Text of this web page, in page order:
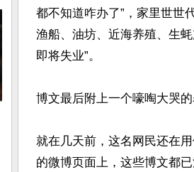
都不知道咋办了”，家里世世
渔船、油坊、近海养殖、生
即将失业”。
博文最后附上一个嚎啕大哭的
就在几天前，这名网民还在
的微博页面上，这些博文都